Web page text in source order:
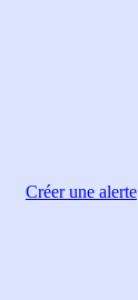
Créer une alerte